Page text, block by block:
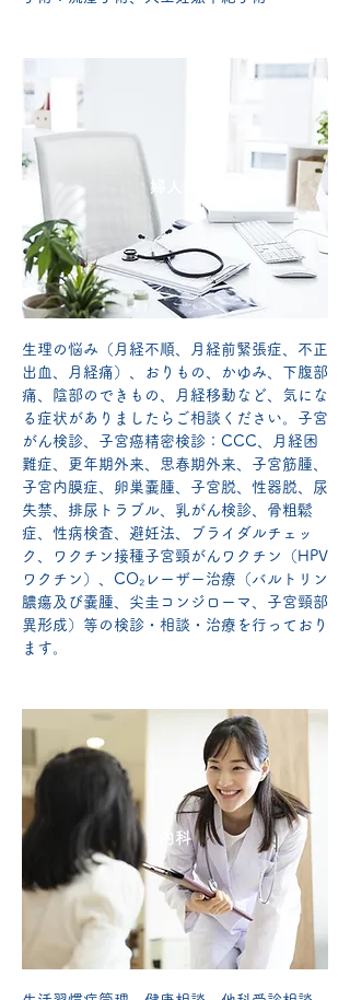
婦人科
生理の悩み（月経不順、月経前緊張症、不正
出血、月経痛）、おりもの、かゆみ、下腹部
痛、陰部のできもの、月経移動など、気にな
る症状がありましたらご相談ください。 子宮
がん検診、子宮癌精密検診：CCC、月経困
難症、更年期外来、思春期外来、子宮筋腫、
子宮内膜症、卵巣嚢腫、子宮脱、性器脱、尿
失禁、排尿トラブル、乳がん検診、骨粗鬆
症、性病検査、避妊法、ブライダルチェッ
ク、ワクチン接種子宮頸がんワクチン（HPV
ワクチン）、CO₂レーザー治療（バルトリン
膿瘍及び嚢腫、尖圭コンジローマ、子宮頸部
異形成）等の検診・相談・治療を行っており
ます。
内科